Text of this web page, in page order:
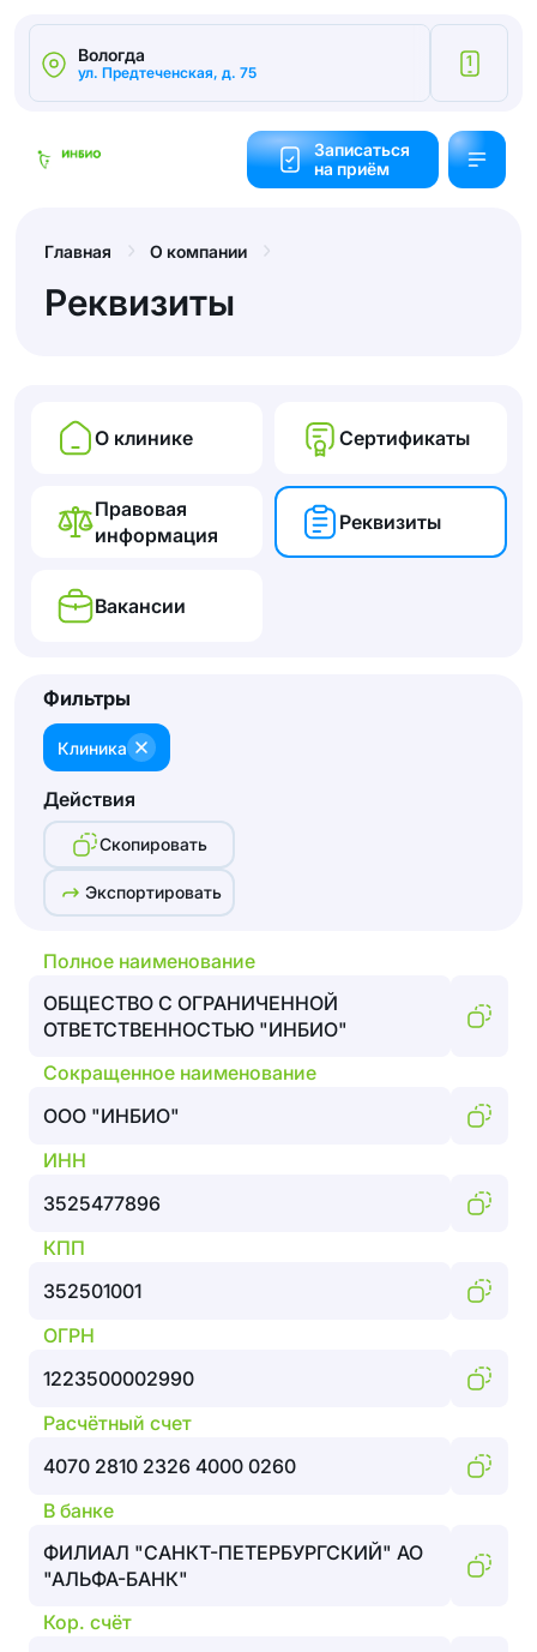
Вологда
ул. Предтеченская, д. 75
1
Записаться
на приём
Главная О компании
Реквизиты
О клинике Сертификаты
Правовая
информация
Реквизиты
Вакансии
Фильтры
Клиника
Действия
Скопировать
Экспортировать
Полное наименование
ОБЩЕСТВО С ОГРАНИЧЕННОЙ
ОТВЕТСТВЕННОСТЬЮ "ИНБИО"
Сокращенное наименование
ООО "ИНБИО"
ИНН
3525477896
КПП
352501001
ОГРН
1223500002990
Расчётный счет
4070 2810 2326 4000 0260
В банке
ФИЛИАЛ "САНКТ-ПЕТЕРБУРГСКИЙ" АО
"АЛЬФА-БАНК"
Кор. счёт
cтоимости